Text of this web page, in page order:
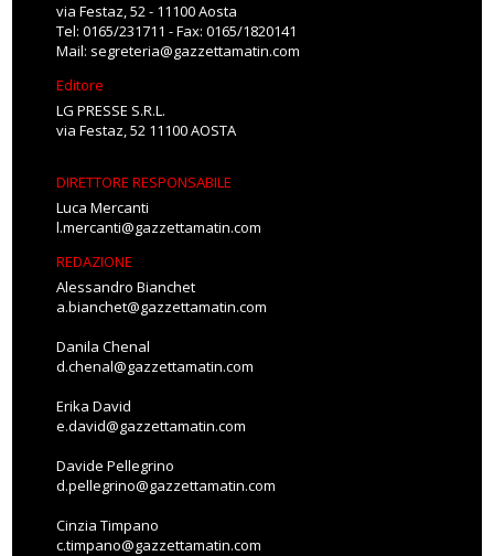
via Festaz, 52 - 11100 Aosta
Tel: 0165/231711 - Fax: 0165/1820141
Mail: segreteria@gazzettamatin.com
Editore
LG PRESSE S.R.L.
via Festaz, 52 11100 AOSTA
DIRETTORE RESPONSABILE
Luca Mercanti
l.mercanti@gazzettamatin.com
REDAZIONE
Alessandro Bianchet
a.bianchet@gazzettamatin.com
Danila Chenal
d.chenal@gazzettamatin.com
Erika David
e.david@gazzettamatin.com
Davide Pellegrino
d.pellegrino@gazzettamatin.com
Cinzia Timpano
c.timpano@gazzettamatin.com